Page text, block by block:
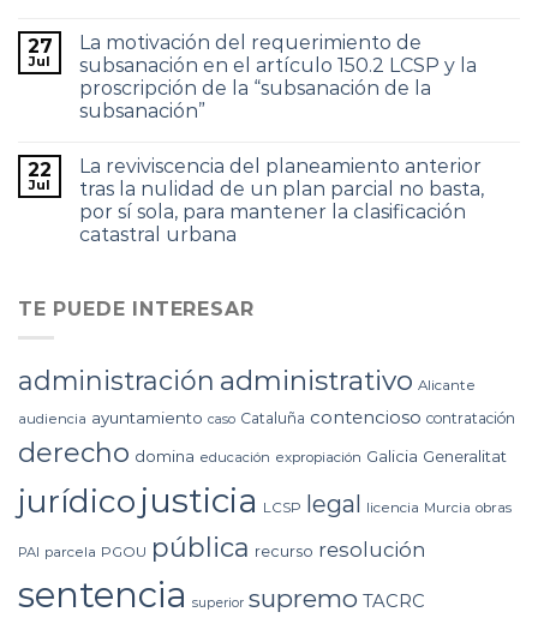
27
Jul
La motivación del requerimiento de
subsanación en el artículo 150.2 LCSP y la
proscripción de la “subsanación de la
subsanación”
22
Jul
La reviviscencia del planeamiento anterior
tras la nulidad de un plan parcial no basta,
por sí sola, para mantener la clasificación
catastral urbana
TE PUEDE INTERESAR
administración administrativo Alicante
audiencia ayuntamiento caso Cataluña contencioso contratación
derecho domina educación expropiación Galicia Generalitat
jurídico justicia LCSP legal licencia Murcia obras
PAI parcela PGOU pública recurso resolución
sentencia superior supremo TACRC